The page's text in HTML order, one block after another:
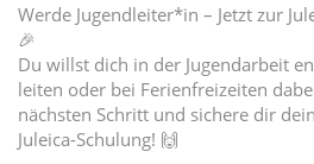
Werde Jugendleiter*in – Jetzt zur
🎉
Du willst dich in der Jugendarbeit
leiten oder bei Ferienfreizeiten
nächsten Schritt und sichere dir
Juleica-Schulung! 🙌